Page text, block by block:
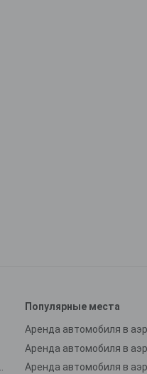
Популярные места